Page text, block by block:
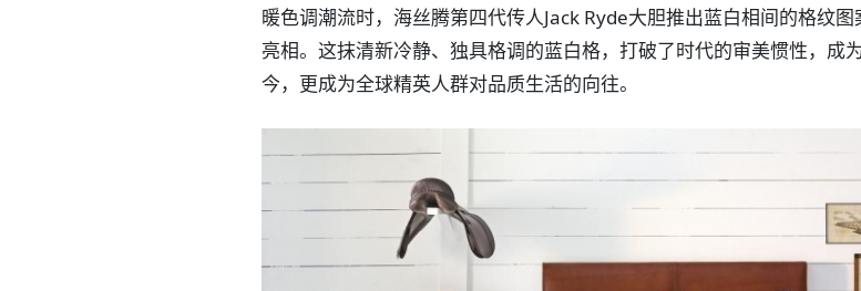
暖色调潮流时，海丝腾第四代传人Jack Ryde大胆推出蓝白相间的格纹
亮相。这抹清新冷静、独具格调的蓝白格，打破了时代的审美惯性，成
今，更成为全球精英人群对品质生活的向往。